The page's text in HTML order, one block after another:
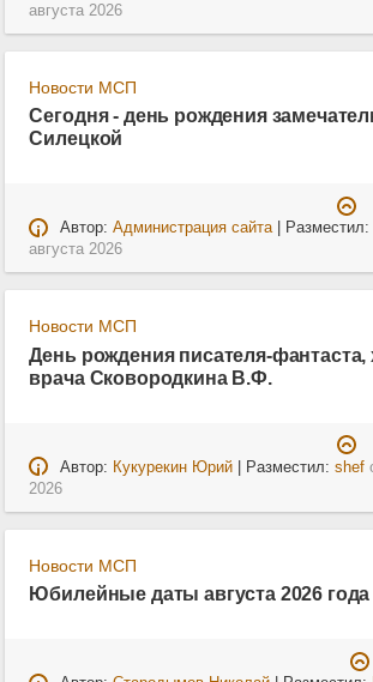
августа 2026
Новости МСП
Сегодня - день рождения
Силецкой
Автор: Администрация сайта| Разместил:
августа 2026
Новости МСП
День рождения писателя-фантаста,
врача Сковородкина В.Ф.
Автор: Кукурекин Юрий| Разместил: shef
2026
Новости МСП
Юбилейные даты августа 2026 года